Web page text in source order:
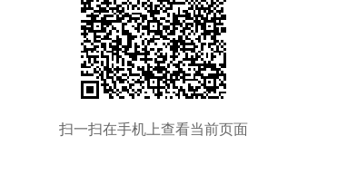
扫一扫在手机上查看当前页面